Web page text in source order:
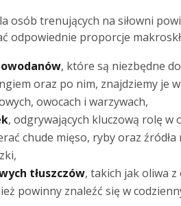
osób trenujących na siłowni
odpowiednie proporcje
, które są niezbędne
oraz po nim, znajdziemy je
owocach i warzywach,
, odgrywających kluczową rolę
chude mięso, ryby oraz
tłuszczów, takich jak oliwa
powinny znaleźć się w